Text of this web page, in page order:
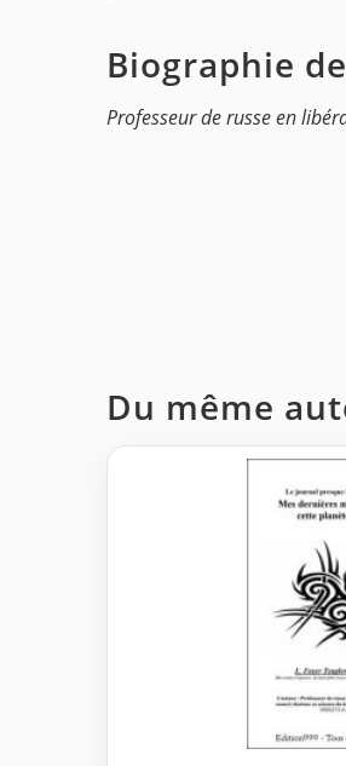
Biographie de
Professeur de russe en
Du même